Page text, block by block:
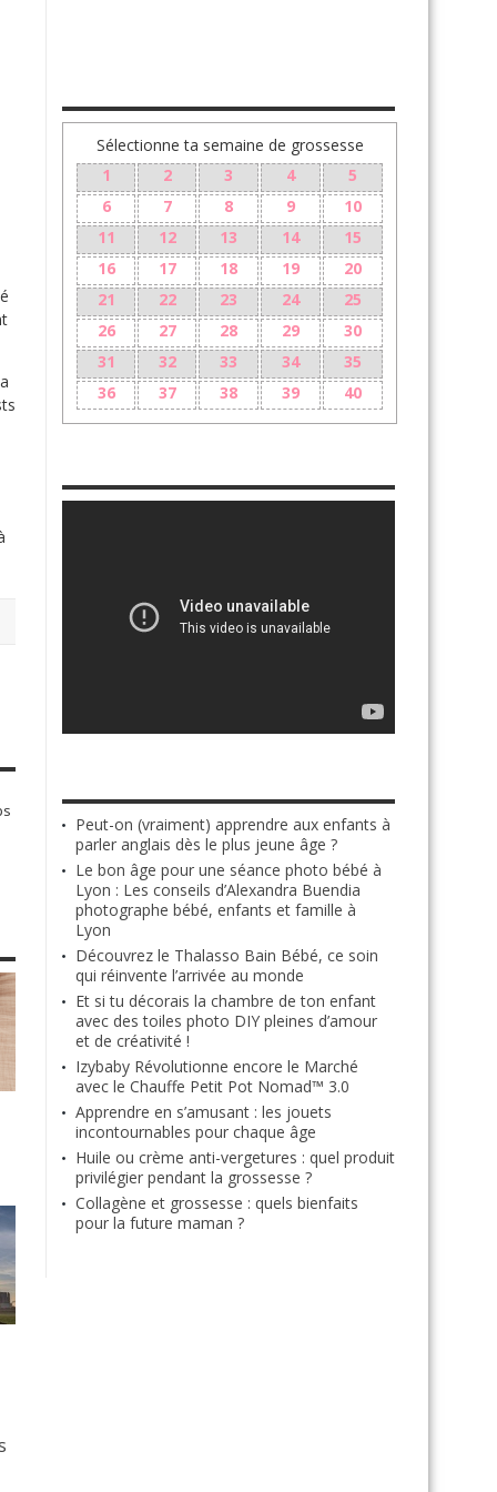
Sélectionne ta semaine de grossesse
1
2 3 4
5
6
7 8 9
10
11
12 13 14
15
16
17 18 19
20
21
22 23 24
25
26
27 28 29
30
31
32 33 34
35
36
37 38 39 40
Peut-on (vraiment) apprendre aux enfants à
parler anglais dès le plus jeune âge ?
Le bon âge pour une séance photo bébé à
Lyon : Les conseils d’Alexandra Buendia
photographe bébé, enfants et famille à
Lyon
Découvrez le Thalasso Bain Bébé, ce soin
qui réinvente l’arrivée au monde
Et si tu décorais la chambre de ton enfant
avec des toiles photo DIY pleines d’amour
et de créativité !
Izybaby Révolutionne encore le Marché
avec le Chauffe Petit Pot Nomad™ 3.0
Apprendre en s’amusant : les jouets
incontournables pour chaque âge
Huile ou crème anti-vergetures : quel produit
privilégier pendant la grossesse ?
Collagène et grossesse : quels bienfaits
pour la future maman ?